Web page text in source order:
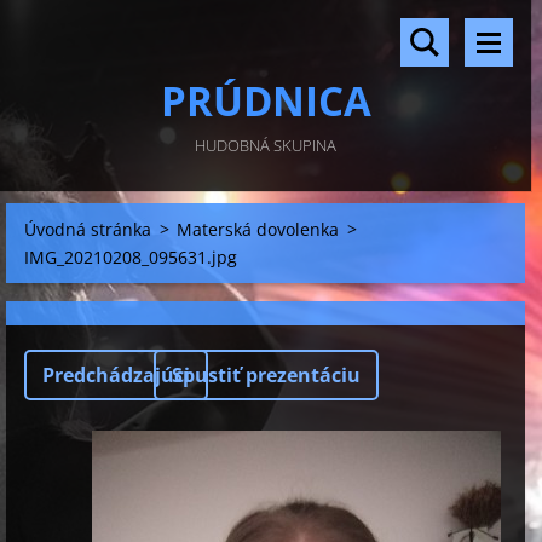
PRÚDNICA
HUDOBNÁ SKUPINA
Úvodná stránka > Materská dovolenka >
IMG_20210208_095631.jpg
PredchádzajúciSpustiť prezentáciu